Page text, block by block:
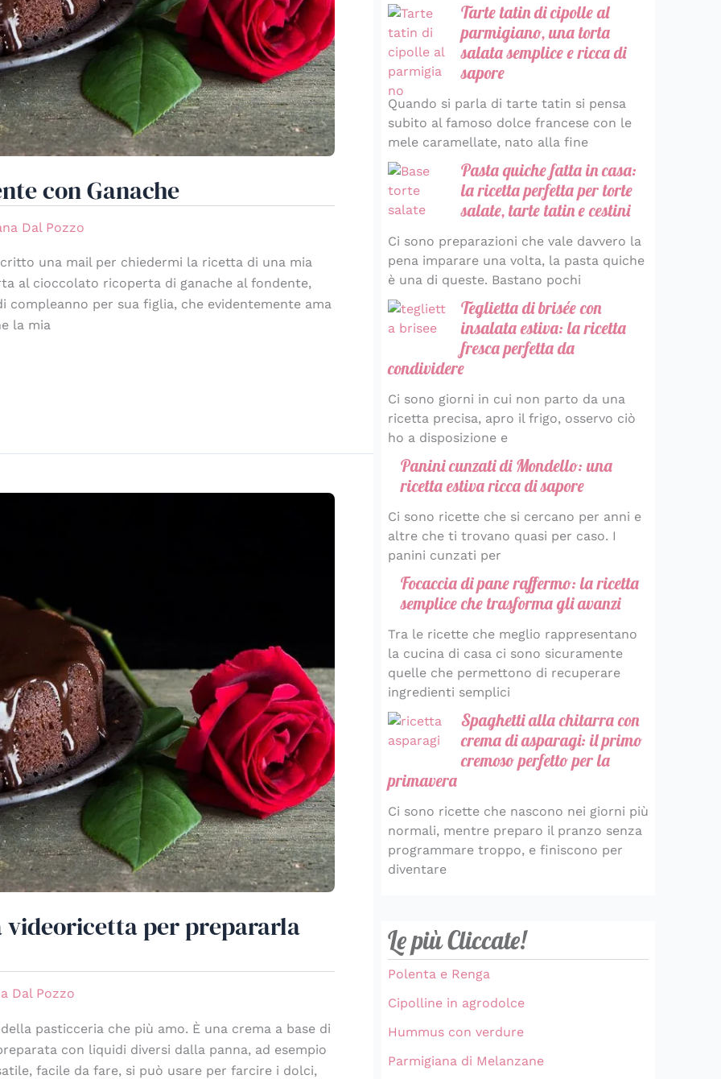
con Ganache
Dal Pozzo
una mail per chiedermi la ricetta di una mia
al cioccolato ricoperta di ganache al fondente,
per sua figlia, che evidentemente ama
la mia
videoricetta per prepararla
Dal Pozzo
pasticceria che più amo. È una crema a base di
con liquidi diversi dalla panna, ad esempio
facile da fare, si può usare per farcire i dolci,
Tarte tatin di cipolle al
parmigiano, una torta
salata semplice e ricca di
sapore
Quando si parla di tarte tatin si pensa
subito al famoso dolce francese con le
mele caramellate, nato alla fine
Pasta quiche fatta in casa:
la ricetta perfetta per torte
salate, tarte tatin e cestini
Ci sono preparazioni che vale davvero la
pena imparare una volta, la pasta quiche
è una di queste. Bastano pochi
Teglietta di brisée con
insalata estiva: la ricetta
fresca perfetta da
condividere
Ci sono giorni in cui non parto da una
ricetta precisa, apro il frigo, osservo ciò
ho a disposizione e
Panini cunzati di Mondello: una
ricetta estiva ricca di sapore
Ci sono ricette che si cercano per anni e
altre che ti trovano quasi per caso. I
panini cunzati per
Focaccia di pane raffermo: la ricetta
semplice che trasforma gli avanzi
Tra le ricette che meglio rappresentano
la cucina di casa ci sono sicuramente
quelle che permettono di recuperare
ingredienti semplici
Spaghetti alla chitarra con
crema di asparagi: il primo
cremoso perfetto per la
primavera
Ci sono ricette che nascono nei giorni più
normali, mentre preparo il pranzo senza
programmare troppo, e finiscono per
diventare
Le più Cliccate!
Polenta e Renga
Cipolline in agrodolce
Hummus con verdure
Parmigiana di Melanzane